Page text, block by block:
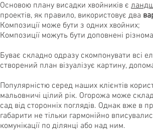
Основою плану висадки хвойників є
проектів, як правило, використовує два
Композиції може бути з одних хвойних;
Композиції можуть бути доповнені
Буває складно одразу скомпонувати всі
створений план візуалізує картину,
Популярністю серед наших клієнтів
мальовничі цілий рік. Огорожа може
сад від сторонніх поглядів. Однак вже в
габарити не тільки гармонійно
комунікації по ділянці або над ним.